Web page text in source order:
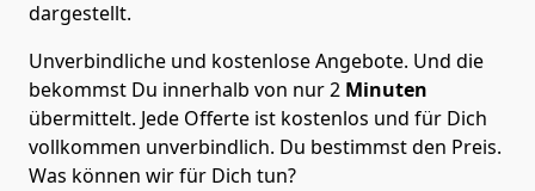
dargestellt.
Unverbindliche und kostenlose Angebote. Und die
bekommst Du innerhalb von nur2 Minuten
übermittelt. Jede Offerte ist kostenlos und für Dich
vollkommen unverbindlich. Du bestimmst den Preis.
Was können wir für Dich tun?